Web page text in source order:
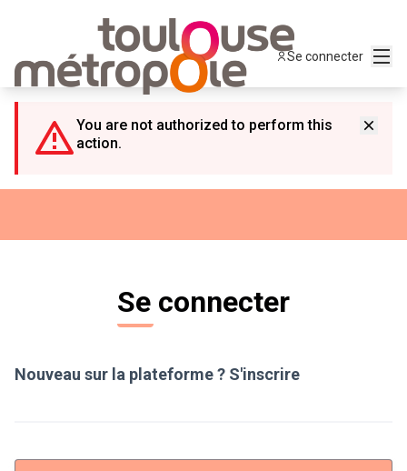
Se connecter
You are not authorized to perform this
action.
Se connecter
Nouveau sur la plateforme ? S'inscrire